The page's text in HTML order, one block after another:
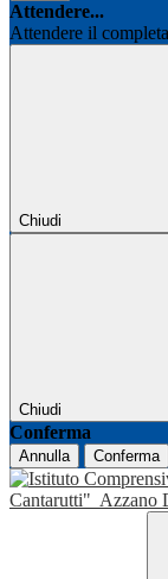
Attendere...
Attendere il
Chiudi
Chiudi
Conferma
Annulla Conferma
Cantarutti" Azzano